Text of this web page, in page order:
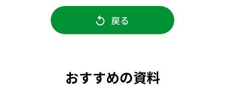
戻る
おすすめの資料